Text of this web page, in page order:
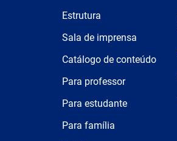
Estrutura
Sala de imprensa
Catálogo de conteúdo
Para professor
Para estudante
Para família